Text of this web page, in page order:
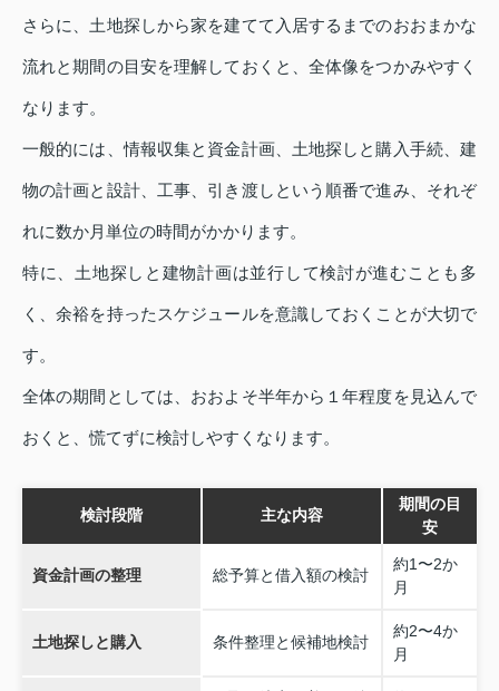
さらに、土地探しから家を建てて入居するまでのおおまかな
流れと期間の目安を理解しておくと、全体像をつかみやすく
なります。
一般的には、情報収集と資金計画、土地探しと購入手続、建
物の計画と設計、工事、引き渡しという順番で進み、それぞ
れに数か月単位の時間がかかります。
特に、土地探しと建物計画は並行して検討が進むことも多
く、余裕を持ったスケジュールを意識しておくことが大切で
す。
全体の期間としては、おおよそ半年から１年程度を見込んで
おくと、慌てずに検討しやすくなります。
検討段階 主な内容
期間の目
安
資金計画の整理 総予算と借入額の検討
約1〜2か
月
土地探しと購入 条件整理と候補地検討
約2〜4か
月